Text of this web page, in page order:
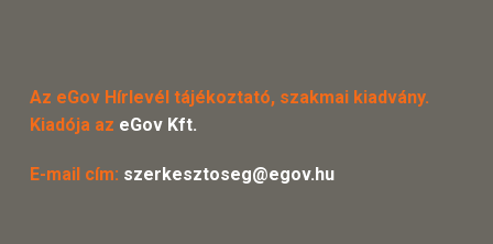
Az eGov Hírlevél tájékoztató, szakmai kiadvány.
Kiadója az eGov Kft.
E-mail cím: szerkesztoseg@egov.hu